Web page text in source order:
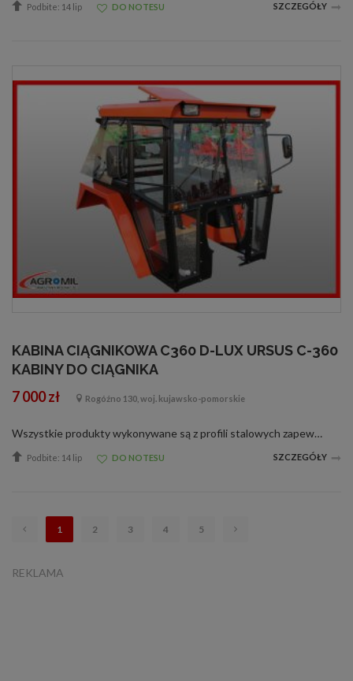
Podbite: 14 lip DO NOTESU SZCZEGÓŁY
KABINA CIĄGNIKOWA C360 D-LUX URSUS C-360
KABINY DO CIĄGNIKA
7 000 zł Rogóźno 130, woj. kujawsko-pomorskie
Wszystkie produkty wykonywane są z profili stalowych zapewniających odpowiednią sztywność i wytrzymałość konstrukcji, gwarantujące bezpieczeństwo użytkownikowi. Wnętrza kabin są tapicerowane i uszczelniane poprawiając komfort pracy użytk...
Podbite: 14 lip DO NOTESU SZCZEGÓŁY
1 2 3 4 5
REKLAMA